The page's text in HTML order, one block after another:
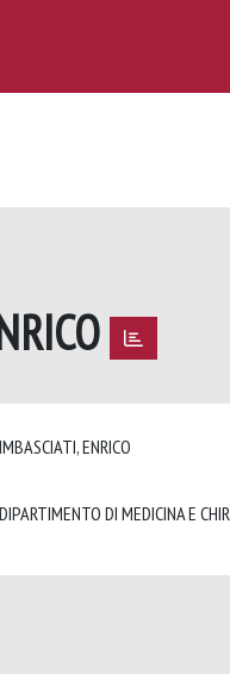
IMBASCIATI, ENRICO
DIPARTIMENTO DI MEDICINA E